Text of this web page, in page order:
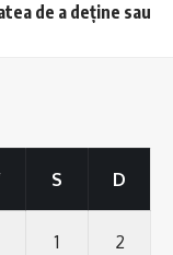
de a deține sau
S D
1 2